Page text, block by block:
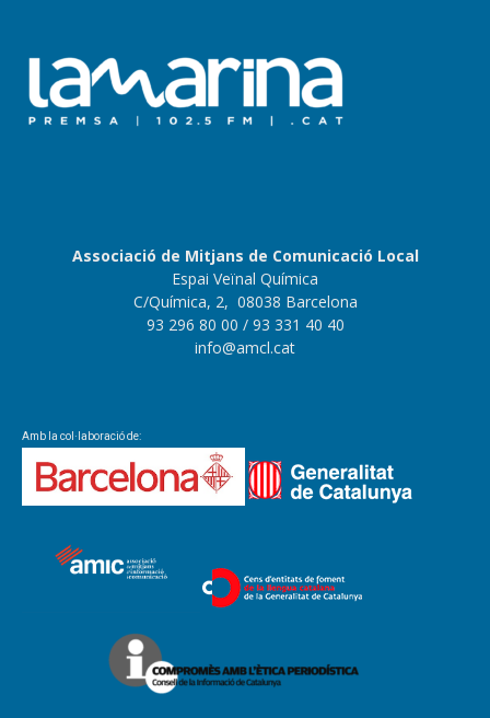
Associació de Mitjans de Comunicació Local
Espai Veïnal Química
C/Química, 2, 08038 Barcelona
93 296 80 00 / 93 331 40 40
info@amcl.cat
Amb la col·laboració de: